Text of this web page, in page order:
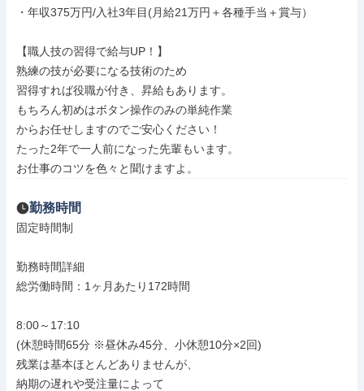
・年収375万円/入社3年目(月給21万円＋各種手当＋賞与）
【職人技の習得で給与UP！】
熟練の技が必要になる技術のため
習得すれば役職が付き、昇給もあります。
もちろん初めはボタン操作のみの単純作業
からお任せしますのでご安心ください！
たった2年で一人前になった先輩もいます。
お仕事のコツを色々と聞けますよ。
勤務時間
固定時間制
勤務時間詳細
総労働時間：1ヶ月あたり172時間
8:00～17:10
(休憩時間65分 ※昼休み45分、小休憩10分×2回)
残業は基本ほとんどありませんが、
納期の遅れや受注量によって